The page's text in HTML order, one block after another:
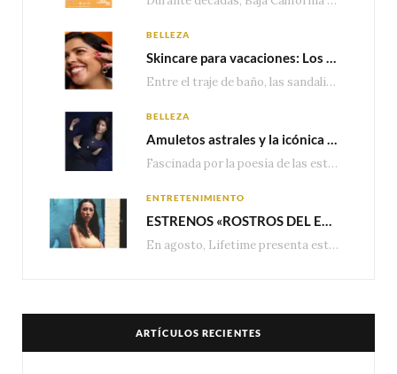
BELLEZA
Skincare para vacaciones: Los do’s and dont’s para cuidar tu piel
Entre el traje de baño, las sandalias, los lentes de sol y los looks que…
BELLEZA
Amuletos astrales y la icónica colección Zodiaque de Van Cleef & Arpels
Fascinada por la poesía de las estrellas, la Maison Van Cleef & Arpels celebra la llegada de las…
ENTRETENIMIENTO
ESTRENOS «ROSTROS DEL ENGAÑO», ESPECIAL DE LIFETIME MOVIES DONDE NADA NI NADIE ES LO QUE PARECE
En agosto, Lifetime presenta estrenos exclusivos con historias donde las apariencias esconden los secretos más…
ARTÍCULOS RECIENTES